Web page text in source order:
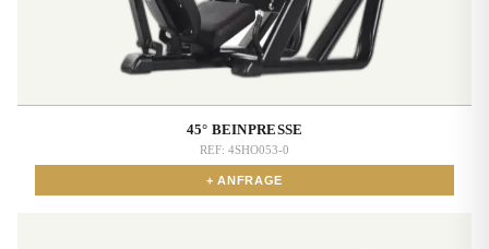
45° BEINPRESSE
REF: 4SHO053-0
+ ANFRAGE